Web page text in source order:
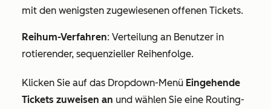
mit den wenigsten zugewiesenen offenen Tickets.
Reihum-Verfahren: Verteilung an Benutzer in
rotierender, sequenzieller Reihenfolge.
Klicken Sie auf das Dropdown-Menü Eingehende
Tickets zuweisen an und wählen Sie eine Routing-